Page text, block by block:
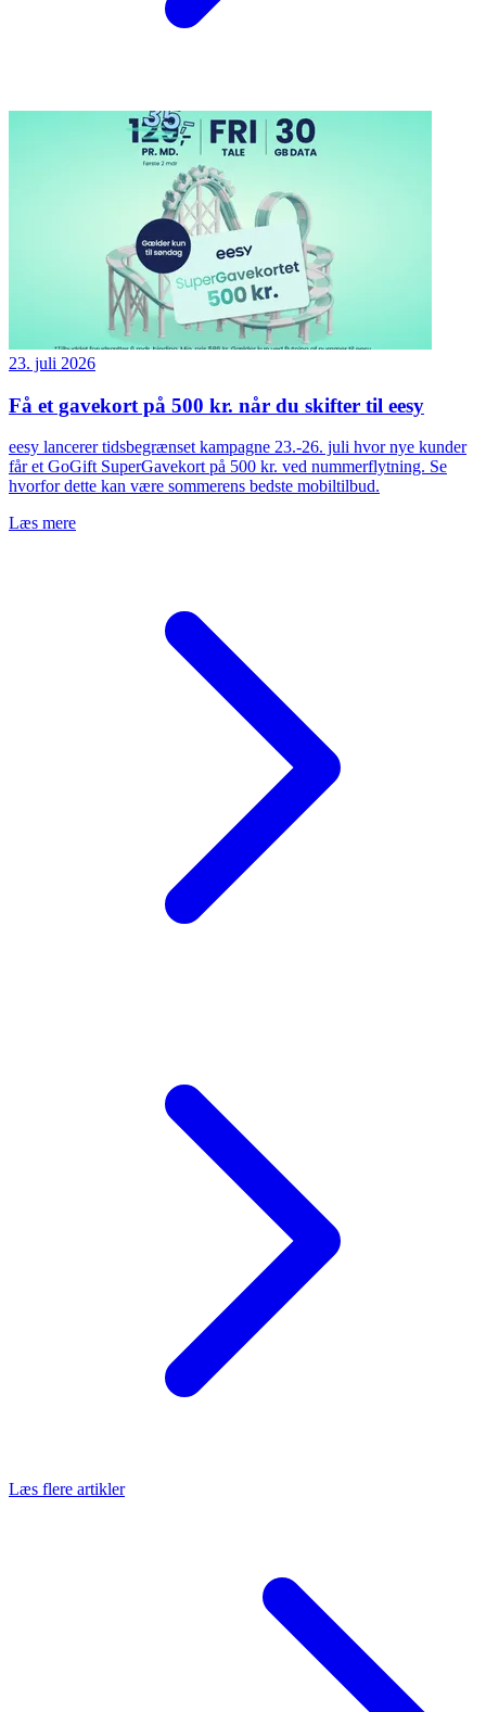
23. juli 2026
Få et gavekort på 500 kr. når du skifter til eesy
eesy lancerer tidsbegrænset kampagne 23.-26. juli hvor nye kunder
får et GoGift SuperGavekort på 500 kr. ved nummerflytning. Se
hvorfor dette kan være sommerens bedste mobiltilbud.
Læs mere
Læs flere artikler